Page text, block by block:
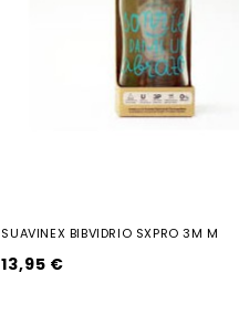
SUAVINEX BIBVIDRIO SXPRO 3M M
13,95 €